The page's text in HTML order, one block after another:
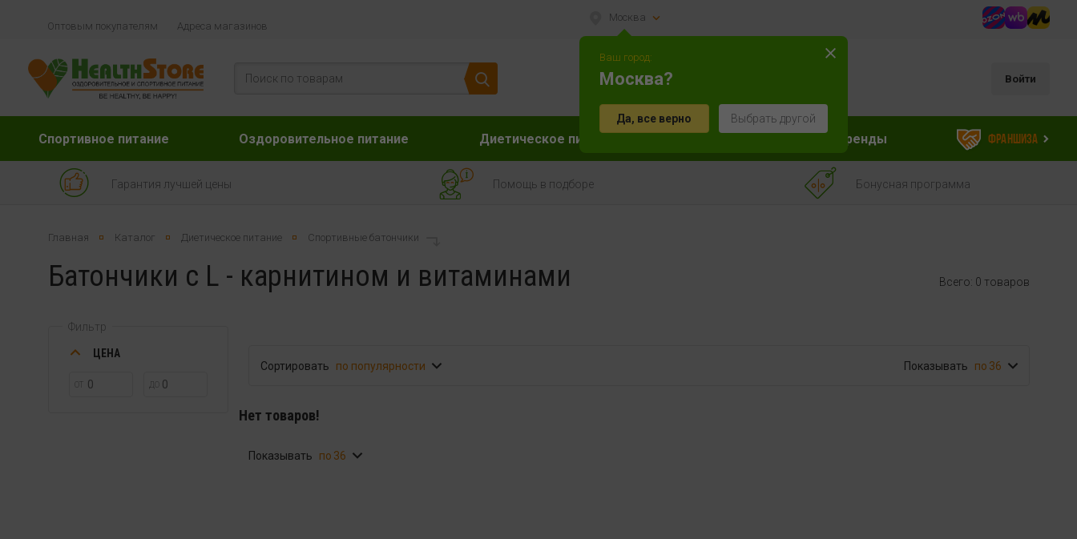
Оптовым покупателям Адреса магазинов
Москва
Войти
Спортивное питание Оздоровительное питание Диетическое питание Бренды Франшиза
Гарантия лучшей цены Помощь в подборе Бонусная программа
Главная Каталог Диетическое питание Спортивные батончики
Батончики с L - карнитином и витаминами Всего: 0 товаров
Фильтр
ЦЕНА
ДО
Сортировать по популярности Показывать 36
Нет товаров!
Показывать 36
Ваш город:
Москва?
Да, все верно Выбрать другой